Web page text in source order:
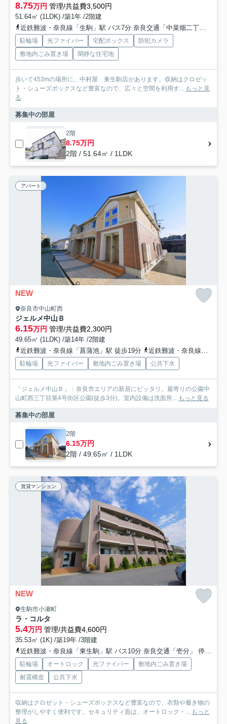
8.75万円 管理/共益費3,500円
51.64㎡ (1LDK) /築1年 /2階建
近鉄難波・奈良線「生駒」駅 バス7分 奈良交通「中菜畑二丁目」 停歩24分
駐輪場 光ファイバー 宅配ボックス
防犯カメラ
敷地内ごみ置き場
閑静な住宅地
歩いて453mの場所に、中村屋 東生駒店があります。収納はクロゼッ
ト・シューズボックスなど豊富なので、広々と空間を利用す... もっと見
る
募集中の部屋
2階
8.75万円
2階 / 51.64㎡ / 1LDK
アパート
NEW
奈良市中山町西
ジェルメ中山Ｂ
6.15万円 管理/共益費2,300円
49.65㎡ (1LDK) /築14年 /2階建
近鉄難波・奈良線「菖蒲池」駅 徒歩19分
近鉄難波・奈良線「学園前」駅 徒歩25分
駐輪場 光ファイバー 敷地内ごみ置き場 公共下水
「ジェルメ中山Ｂ」：奈良市エリアの新居にピッタリ。最寄りの公園中
山町西三丁目第4号街区公園(徒歩3分)。室内設備は洗面所... もっと見る
募集中の部屋
2階
6.15万円
2階 / 49.65㎡ / 1LDK
賃貸マンション
NEW
生駒市小瀬町
ラ・コルタ
5.4万円 管理/共益費4,600円
35.53㎡ (1K) /築19年 /3階建
近鉄難波・奈良線「東生駒」駅 バス10分 奈良交通「壱分」 停歩16分
駐輪場 オートロック 光ファイバー
敷地内ごみ置き場
耐震構造
公共下水
収納はクロゼット・シューズボックスなど豊富なので、衣類や履き物の
整理がしやすく便利です。セキュリティ面は、オートロック・... もっと
見る